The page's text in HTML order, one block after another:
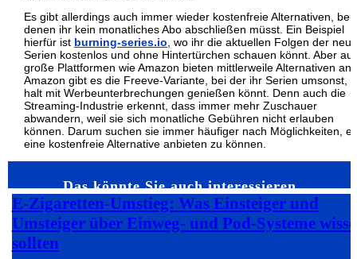
Es gibt allerdings auch immer wieder kostenfreie Alternativen, bei
denen ihr kein monatliches Abo abschließen müsst. Ein Beispiel
hierfür ist burning-series.io , wo ihr die aktuellen Folgen der
Serien kostenlos und ohne Hintertürchen schauen könnt. Aber
große Plattformen wie Amazon bieten mittlerweile Alternativen an.
Amazon gibt es die Freeve-Variante, bei der ihr Serien umsonst,
halt mit Werbeunterbrechungen genießen könnt. Denn auch die
Streaming-Industrie erkennt, dass immer mehr Zuschauer
abwandern, weil sie sich monatliche Gebühren nicht erlauben
können. Darum suchen sie immer häufiger nach Möglichkeiten,
eine kostenfreie Alternative anbieten zu können.
Das könnte Sie auch interessieren…
E-Zigaretten-Umstieg: Was Einsteiger und
Umsteiger über Einweg- und Pod-Systeme
sollten